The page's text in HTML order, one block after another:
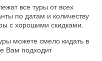
все туры от всех
по датам и количеству
с хорошими скидками.
можете смело кидать в
Вам подходит